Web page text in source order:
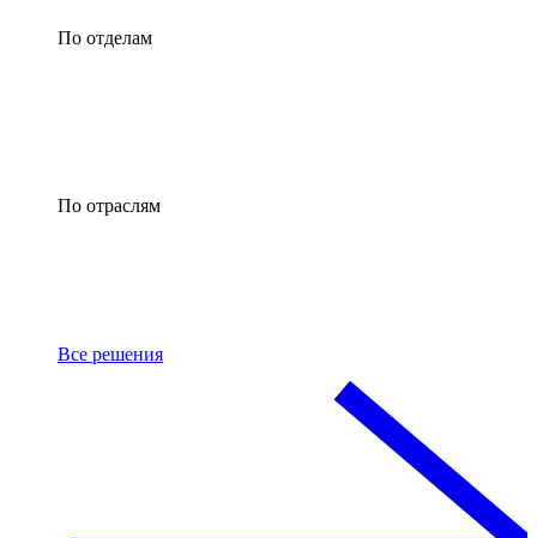
По отделам
По отраслям
Все решения